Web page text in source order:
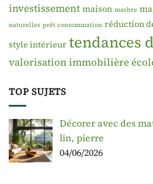
investissement maison marbre
naturelles prêt consommation réduction
style intérieur tendances
valorisation immobilière
TOP SUJETS
Décorer avec des
lin, pierre
04/06/2026